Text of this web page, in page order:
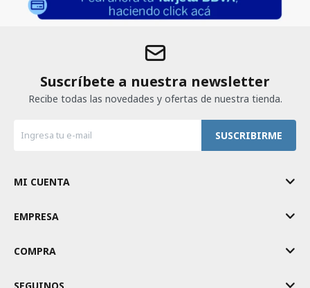
Suscríbete a nuestra newsletter
Recibe todas las novedades y ofertas de nuestra tienda.
SUSCRIBIRME
MI CUENTA
EMPRESA
COMPRA